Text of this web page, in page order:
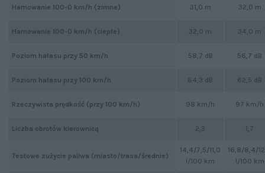
31,0 m 32,0 m
32,0 m 34,0 m
58,7 dB 56,7 dB
64,3 dB 62,5 dB
98 km/h 97 km/h
2,3 1,7
14,4/7,5/11,0
l/100 km
16,8/8,4/
l/100 km
Hamowanie 100-0 km/h (zimne)
Hamowanie 100-0 km/h (ciepłe)
Poziom hałasu przy 50 km/h
Poziom hałasu przy 100 km/h
Rzeczywista prędkość (przy 100 km/h)
Liczba obrotów kierownicą
Testowe zużycie paliwa (miasto/trasa/średnie)